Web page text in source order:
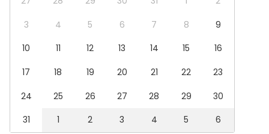
Beach venue
3
4 5 6 7 8
9
10
11 12 13 14 15
16
17
18 19 20 21 22
23
24
25 26 27 28 29
30
31
1 2 3 4 5 6